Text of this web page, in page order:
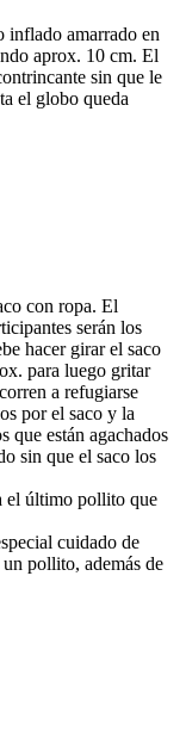
inflado amarrado en
aprox. 10 cm. El
sin que le
el globo queda
con ropa. El
serán los
hacer girar el saco
para luego gritar
a refugiarse
por el saco y la
están agachados
sin que el saco los
el último pollito que
cuidado de
pollito, además de